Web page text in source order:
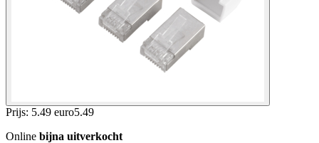
Prijs: 5.49 euro5.49
Online bijna uitverkocht